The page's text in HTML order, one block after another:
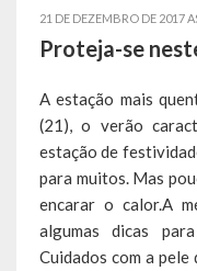
Governo
Administração
Administrações
Secretarias
Estrutura e
Educação e Cultura
21 DE DEZEMBRO DE 2017
Proteja-se
A estação mais
(21), o verão
estação de
para muitos. Mas
encarar o calor.A
algumas dicas
Cuidados com a